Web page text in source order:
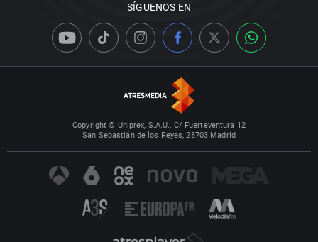
SÍGUENOS EN
Copyright © Uniprex, S.A.U., C/ Fuerteventura 12
San Sebastián de los Reyes, 28703 Madrid